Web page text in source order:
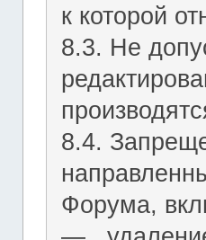
к которой
8.3. Не
8.4.
Форума,